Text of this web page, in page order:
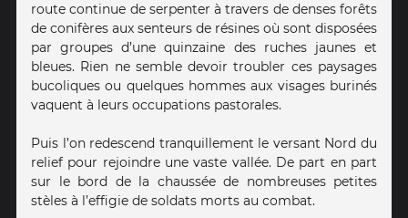
route continue de serpenter à travers de denses forêts
de conifères aux senteurs de résines où sont disposées
par groupes d’une quinzaine des ruches jaunes et
bleues. Rien ne semble devoir troubler ces paysages
bucoliques ou quelques hommes aux visages burinés
vaquent à leurs occupations pastorales.
Puis l’on redescend tranquillement le versant Nord du
relief pour rejoindre une vaste vallée. De part en part
sur le bord de la chaussée de nombreuses petites
stèles à l’effigie de soldats morts au combat.